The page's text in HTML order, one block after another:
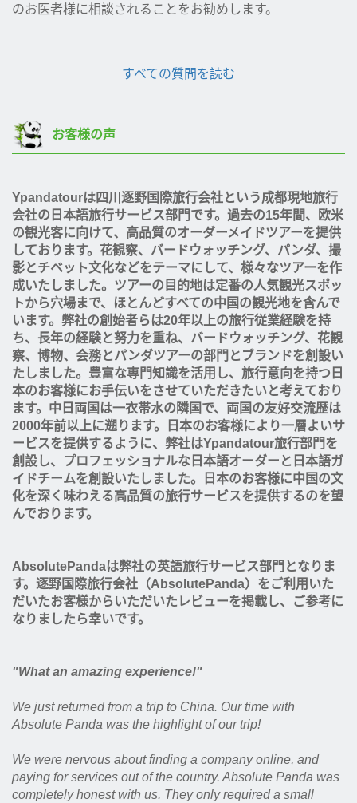
のお医者様に相談されることをお勧めします。
すべての質問を読む
お客様の声
Ypandatourは四川逐野国際旅行会社という成都現地旅行
会社の日本語旅行サービス部門です。過去の15年間、欧米
の観光客に向けて、高品質のオーダーメイドツアーを提供
しております。花観察、バードウォッチング、パンダ、撮
影とチベット文化などをテーマにして、様々なツアーを作
成いたしました。ツアーの目的地は定番の人気観光スポッ
トから穴場まで、ほとんどすべての中国の観光地を含んで
います。弊社の創始者らは20年以上の旅行従業経験を持
ち、長年の経験と努力を重ね、バードウォッチング、花観
察、博物、会務とパンダツアーの部門とブランドを創設い
たしました。豊富な専門知識を活用し、旅行意向を持つ日
本のお客様にお手伝いをさせていただきたいと考えており
ます。中日両国は一衣帯水の隣国で、両国の友好交流歴は
2000年前以上に遡ります。日本のお客様により一層よいサ
ービスを提供するように、弊社はYpandatour旅行部門を
創設し、プロフェッショナルな日本語オーダーと日本語ガ
イドチームを創設いたしました。日本のお客様に中国の文
化を深く味わえる高品質の旅行サービスを提供するのを望
んでおります。
AbsolutePandaは弊社の英語旅行サービス部門となりま
す。逐野国際旅行会社（AbsolutePanda）をご利用いた
だいたお客様からいただいたレビューを掲載し、ご参考に
なりましたら幸いです。
"What an amazing experience!"
We just returned from a trip to China. Our time with
Absolute Panda was the highlight of our trip!
We were nervous about finding a company online, and
paying for services out of the country. Absolute Panda was
completely honest with us. They only required a small